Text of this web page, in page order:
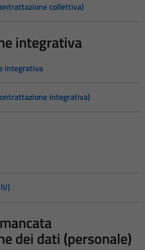
collettiva)
integrativa
integrativa
integrativa)
dei dati (personale)